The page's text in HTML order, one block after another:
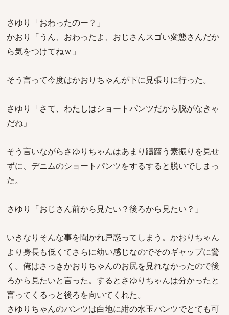
さゆり「おわったのー？」
かおり「うん、おわったよ、おじさんスゴい変態さんだか
ら気をつけてねｗ」
そう言って今度はかおりちゃんが下に見張りに行った。
さゆり「さて、わたしはショートパンツだから脱がなきゃ
だね」
そう言いながらさゆりちゃんはあまり躊躇う素振りを見せ
ずに、デニムのショートパンツをするすると脱いでしまっ
た。
さゆり「おじさん前から見たい？後ろから見たい？」
いきなりそんな事を聞かれ戸惑ってしまう。かおりちゃん
より身長も低くてさらに幼い感じなのでそのギャップに驚
く。俺はさっきかおりちゃんのお尻を見れなかったので後
ろから見たいと言った。するとさゆりちゃんは分かったと
言ってくるっと後ろを向いてくれた。
さゆりちゃんのパンツは白地に紺の水玉パンツでとても可